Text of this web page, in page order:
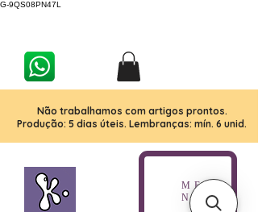
G-9QS08PN47L
Não trabalhamos com artigos prontos.
Produção: 5 dias úteis. Lembranças: mín. 6 unid.
ME
NU